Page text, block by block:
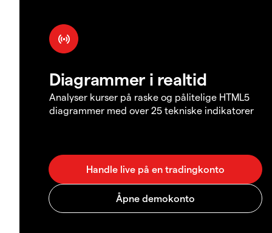
Diagrammer i realtid
Analyser kurser på raske og pålitelige HTML5
diagrammer med over 25 tekniske indikatorer